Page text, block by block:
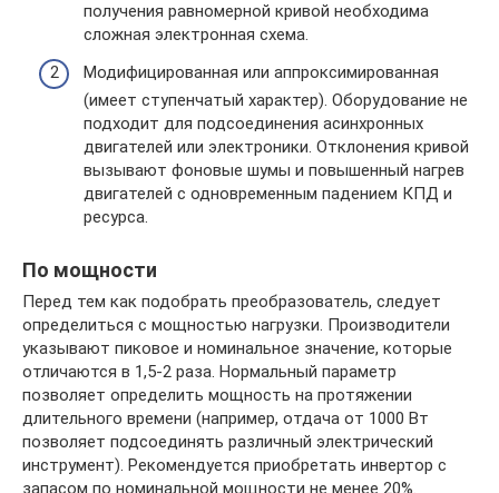
получения равномерной кривой необходима
сложная электронная схема.
Модифицированная или аппроксимированная
(имеет ступенчатый характер). Оборудование не
подходит для подсоединения асинхронных
двигателей или электроники. Отклонения кривой
вызывают фоновые шумы и повышенный нагрев
двигателей с одновременным падением КПД и
ресурса.
По мощности
Перед тем как подобрать преобразователь, следует
определиться с мощностью нагрузки. Производители
указывают пиковое и номинальное значение, которые
отличаются в 1,5-2 раза. Нормальный параметр
позволяет определить мощность на протяжении
длительного времени (например, отдача от 1000 Вт
позволяет подсоединять различный электрический
инструмент). Рекомендуется приобретать инвертор с
запасом по номинальной мощности не менее 20%.